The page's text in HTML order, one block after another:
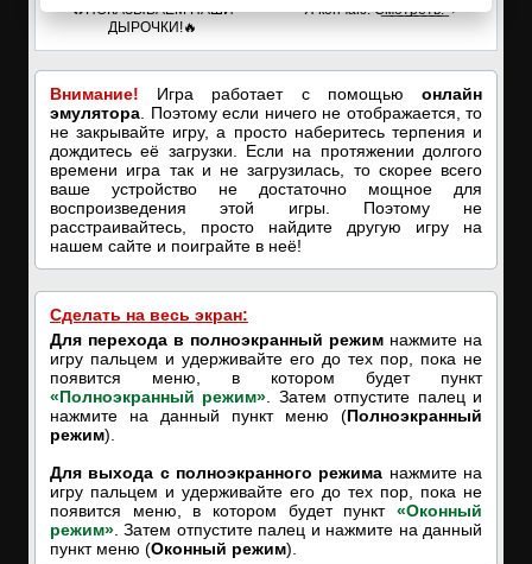
🔥ПОКАЗЫВАЕМ НАШИ
ДЫРОЧКИ!🔥
Я кончаю! С͟м͟о͟т͟р͟е͟т͟ь͟!➡️
Внимание! Игра работает с помощью онлайн
эмулятора . Поэтому если ничего не отображается, то
не закрывайте игру, а просто наберитесь терпения и
дождитесь её загрузки. Если на протяжении долгого
времени игра так и не загрузилась, то скорее всего
ваше устройство не достаточно мощное для
воспроизведения этой игры. Поэтому не
расстраивайтесь, просто найдите другую игру на
нашем сайте и поиграйте в неё!
Сделать на весь экран:
Для перехода в полноэкранный режим нажмите на
игру пальцем и удерживайте его до тех пор, пока не
появится меню, в котором будет пункт
«Полноэкранный режим» . Затем отпустите палец и
нажмите на данный пункт меню (Полноэкранный
режим).
Для выхода с полноэкранного режима нажмите на
игру пальцем и удерживайте его до тех пор, пока не
появится меню, в котором будет пункт «Оконный
режим» . Затем отпустите палец и нажмите на данный
пункт меню (Оконный режим).